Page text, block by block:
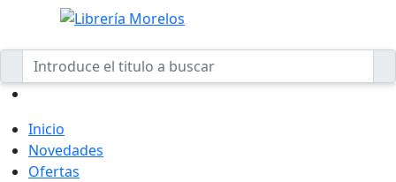
Inicio
Novedades
Ofertas